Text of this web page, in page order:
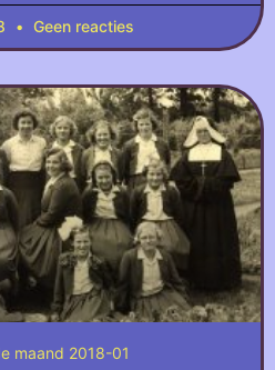
Geen reacties
maand 2018-01